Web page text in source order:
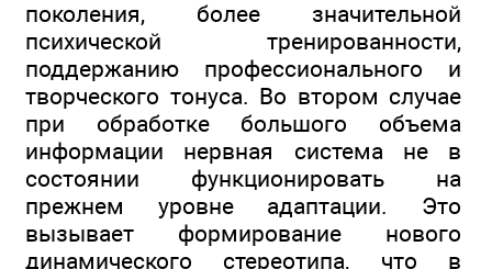
поколения, более значительной
психической тренированности,
поддержанию профессионального и
творческого тонуса. Во втором случае
при обработке большого объема
информации нервная система не в
состоянии функционировать на
прежнем уровне адаптации. Это
вызывает формирование нового
динамического стереотипа, что в